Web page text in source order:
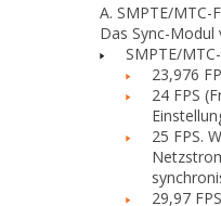
A. SMPTE/MTC-
Das Sync-
SMPTE/
23,976
24 FPS
25 FPS.
29,97